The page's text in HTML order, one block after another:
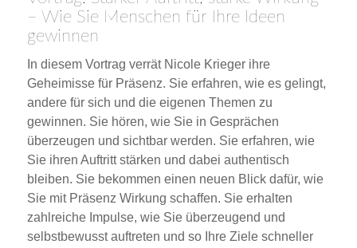
– Wie Sie Menschen für Ihre Ideen
gewinnen
In diesem Vortrag verrät Nicole Krieger ihre
Geheimisse für Präsenz. Sie erfahren, wie es gelingt,
andere für sich und die eigenen Themen zu
gewinnen. Sie hören, wie Sie in Gesprächen
überzeugen und sichtbar werden. Sie erfahren, wie
Sie ihren Auftritt stärken und dabei authentisch
bleiben. Sie bekommen einen neuen Blick dafür, wie
Sie mit Präsenz Wirkung schaffen. Sie erhalten
zahlreiche Impulse, wie Sie überzeugend und
selbstbewusst auftreten und so Ihre Ziele schneller